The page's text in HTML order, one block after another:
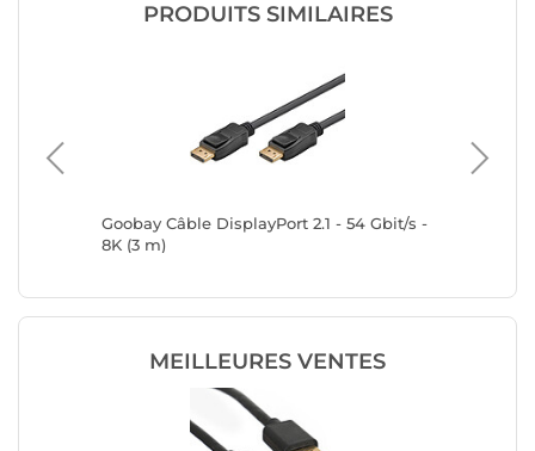
PRODUITS SIMILAIRES
Goobay Câble DisplayPort 2.1 - 54 Gbit/s -
8K (3 m)
MEILLEURES VENTES